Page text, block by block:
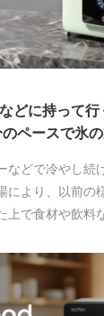
どに持って
のペースで氷
などで冷やし続
により、以前の
上で食材や飲料